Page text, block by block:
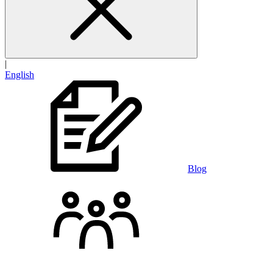
|
English
Blog